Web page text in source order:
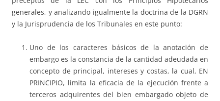
generales, y analizando igualmente la doctrina de la DGRN
y la Jurisprudencia de los Tribunales en este punto:
Uno de los caracteres básicos de la anotación de
embargo es la constancia de la cantidad adeudada en
concepto de principal, intereses y costas, la cual, EN
PRINCIPIO, limita la eficacia de la ejecución frente a
terceros adquirentes del bien embargado objeto de